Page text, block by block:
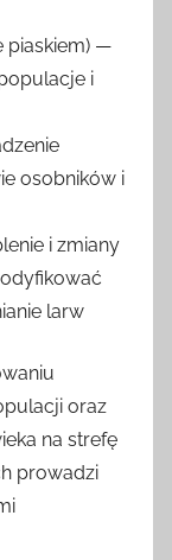
piaskiem) —
i
osobników i
i zmiany
larw
oraz
na strefę
prowadzi